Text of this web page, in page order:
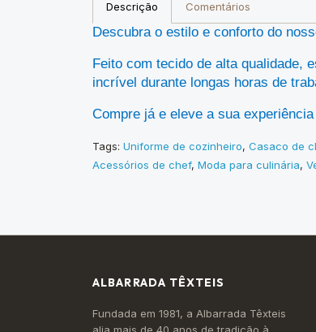
Descrição Comentários
Descubra o estilo e conforto do
Feito com tecido de alta qualidade,
incrível durante longas horas de
Compre já e eleve a sua
Tags: Uniforme de cozinheiro, Casaco de
Acessórios de chef, Moda para culinária,
ALBARRADA TÊXTEIS
Fundada em 1981, a Albarrada Têxteis